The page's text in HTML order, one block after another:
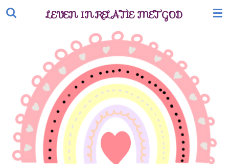
Ga
hoofdinhoud
LEVEN IN RELATIE MET GOD